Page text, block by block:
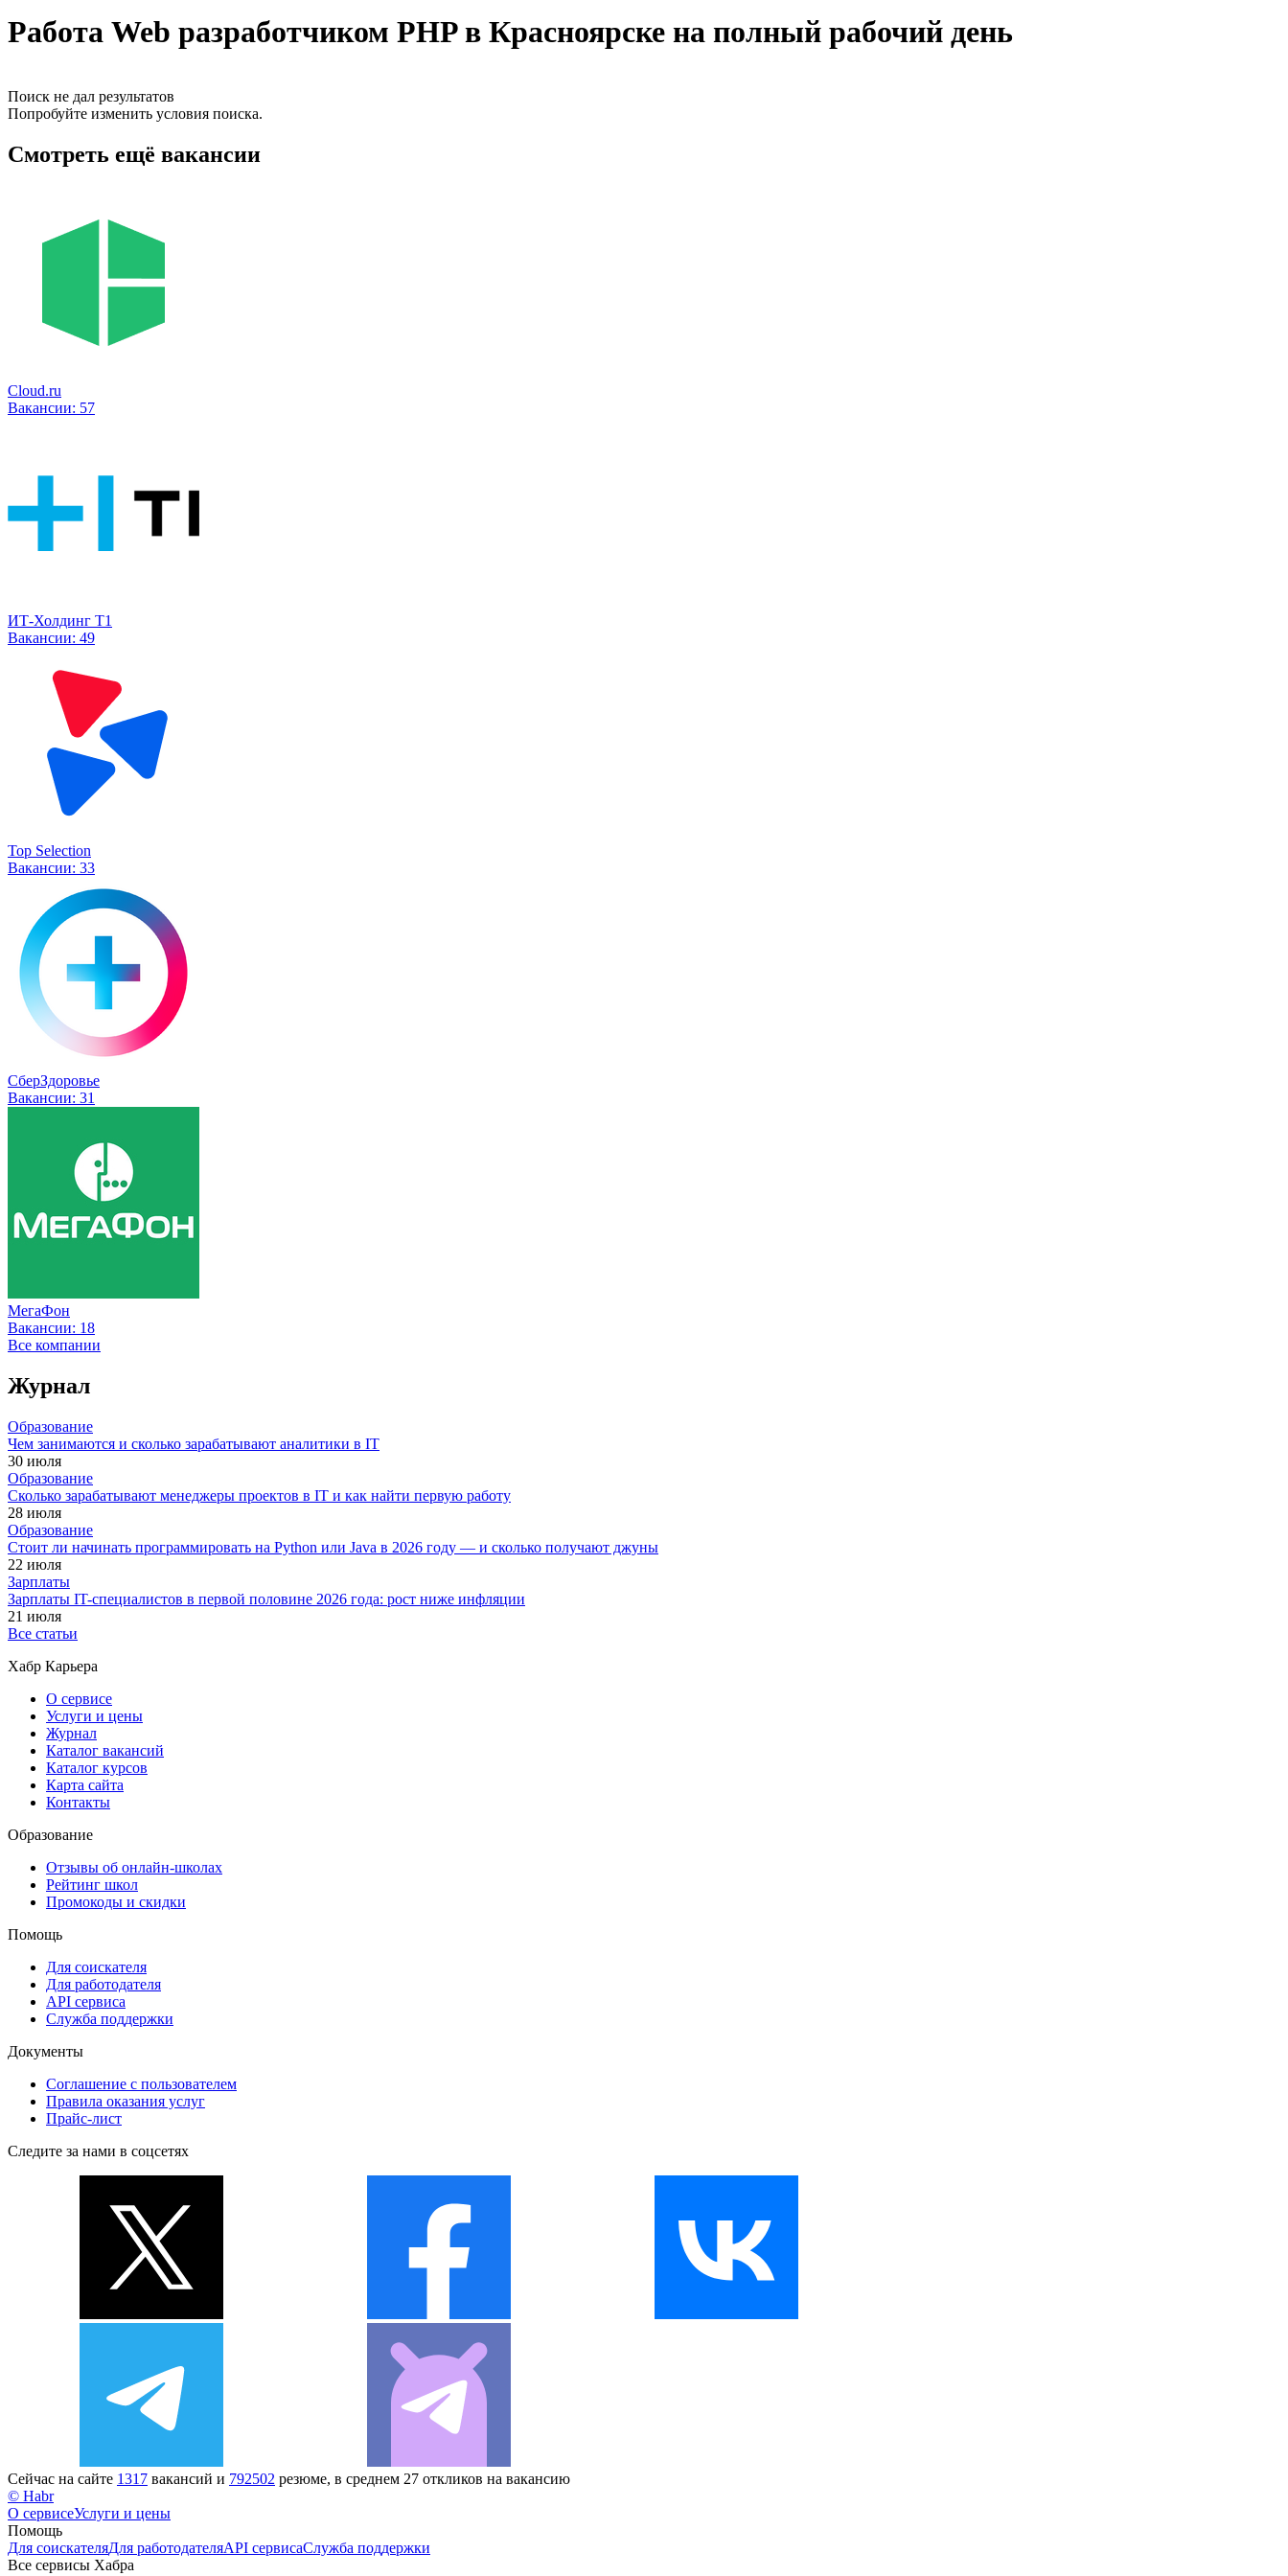
Работа Web разработчиком PHP в Красноярске на полный рабочий день
Поиск не дал результатов
Попробуйте изменить условия поиска.
Смотреть ещё вакансии
Cloud.ru
Вакансии: 57
ИТ-Холдинг Т1
Вакансии: 49
Top Selection
Вакансии: 33
СберЗдоровье
Вакансии: 31
МегаФон
Вакансии: 18
Все компании
Журнал
Образование
Чем занимаются и сколько зарабатывают аналитики в IT
30 июля
Образование
Сколько зарабатывают менеджеры проектов в IT и как найти первую работу
28 июля
Образование
Стоит ли начинать программировать на Python или Java в 2026 году — и сколько получают джуны
22 июля
Зарплаты
Зарплаты IT-специалистов в первой половине 2026 года: рост ниже инфляции
21 июля
Все статьи
Хабр Карьера
О сервисе
Услуги и цены
Журнал
Каталог вакансий
Каталог курсов
Карта сайта
Контакты
Образование
Отзывы об онлайн-школах
Рейтинг школ
Промокоды и скидки
Помощь
Для соискателя
Для работодателя
API сервиса
Служба поддержки
Документы
Соглашение с пользователем
Правила оказания услуг
Прайс-лист
Следите за нами в соцсетях
Сейчас на сайте 1317 вакансий и 792502 резюме, в среднем 27 откликов на вакансию
© Habr
О сервисеУслуги и цены
Помощь
Для соискателяДля работодателяAPI сервисаСлужба поддержки
Все сервисы Хабра